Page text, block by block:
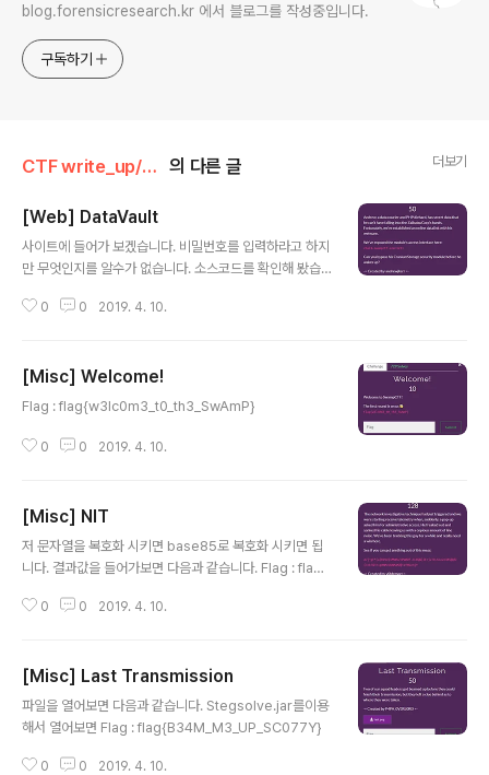
blog.forensicresearch.kr 에서 블로그를 작성중입니다.
구독하기
CTF write_up/SwampCTF 2019 의 다른 글 더보기
[Web] DataVault
사이트에 들어가 보겠습니다. 비밀번호를 입력하라고 하지
만 무엇인지를 알수가 없습니다. 소스코드를 확인해 봤습
방식으로 어떻게 password가 넘어가는지 확인해 봤습니
sword, 입력값) == 0 이라고 되어있다면? array 취약점
이 생길수도 있겠다 라는 생각을 했습니다. 그래서 배열을
0 0 2019. 4. 10.
[Misc] Welcome!
Flag : flag{w3lc0m3_t0_th3_SwAmP}
0 0 2019. 4. 10.
[Misc] NIT
저 문자열을 복호화 시키면 base85로 복호화 시키면 됩
니다. 결과값을 들어가보면 다음과 같습니다. Flag : flag
0 0 2019. 4. 10.
[Misc] Last Transmission
파일을 열어보면 다음과 같습니다. Stegsolve.jar를이용
해서 열어보면 Flag : flag{B34M_M3_UP_SC077Y}
0 0 2019. 4. 10.